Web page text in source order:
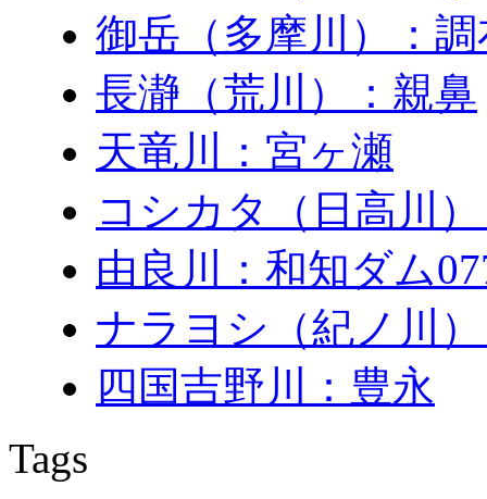
御岳（多摩川）：
長瀞（荒川）：親鼻
天竜川：宮ヶ瀬
コシカタ（日高川
由良川：和知ダム
ナラヨシ（紀ノ川
四国吉野川：豊永
Tags